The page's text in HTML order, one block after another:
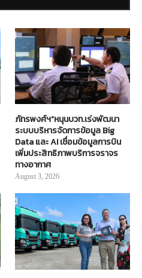
ภัทรพงศ์ฯ”หนุนบวท.เร่งพัฒนา
ระบบบริหารจัดการข้อมูล Big
Data และ AI เชื่อมข้อมูลการบิน
เพิ่มประสิทธิภาพบริการจราจร
ทางอากาศ
August 3, 2026